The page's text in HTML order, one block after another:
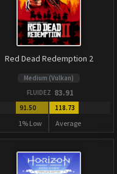
Red Dead Redemption 2
Medium (Vulkan)
FLUIDEZ 83.91
91.50
1% Low
118.73
Average